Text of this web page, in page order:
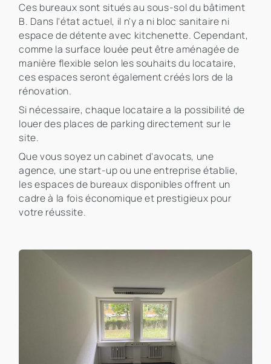
Ces bureaux sont situés au sous-sol du bâtiment
B. Dans l'état actuel, il n'y a ni bloc sanitaire ni
espace de détente avec kitchenette. Cependant,
comme la surface louée peut être aménagée de
manière flexible selon les souhaits du locataire,
ces espaces seront également créés lors de la
rénovation.
Si nécessaire, chaque locataire a la possibilité de
louer des places de parking directement sur le
site.
Que vous soyez un cabinet d'avocats, une
agence, une start-up ou une entreprise établie,
les espaces de bureaux disponibles offrent un
cadre à la fois économique et prestigieux pour
votre réussite.